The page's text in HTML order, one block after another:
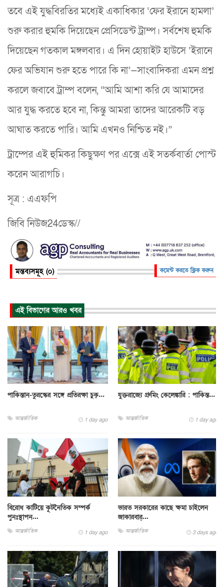
তবে এই যুদ্ধবিরতির মধ্যেই একাধিকার ‘ফের ইরানে হামলা’
শুরু করার হুমকি দিয়েছেন প্রেসিডেন্ট ট্রাম্প। সর্বশেষ হুমকি
দিয়েছেন গতকাল মঙ্গলবার। এ দিন হোয়াইট হাউসে ‘ইরানে
ফের অভিযান শুরু হতে পারে কি না’—সাংবাদিকরা এমন প্রশ্ন
করলে জবাবে ট্রাম্প বলেন, “আমি আশা করি যে আমাদের
আর যুদ্ধ করতে হবে না, কিন্তু আমরা তাদের আরেকটি বড়
আঘাত করতে পারি। আমি এখনও নিশ্চিত নই।”
ট্রাম্পের এই হুমিকর কিছুক্ষণ পর এক্সে এই সতর্কবার্তা পোস্ট
করেন আরাগচি।
সূত্র : এএফপি
জিবি নিউজ24ডেস্ক//
মন্তব্যসমূহ (০) কমেন্ট করতে ক্লিক করুন
এই বিভাগের আরও খবর
পাকিস্তান-তুরস্কের সঙ্গে প্রতিরক্ষা চুক্...
আন্তর্জাতিক 1 day ago
যুক্তরাজ্যে গ্রুমিং কেলেঙ্কারি : পাকিস্ত...
আন্তর্জাতিক 1 day ago
বিরোধ কাটিয়ে কূটনৈতিক সম্পর্ক
পুনঃস্থাপন...
আন্তর্জাতিক 1 day ago
ভারত সরকারের কাছে ক্ষমা চাইলেন
জাকারবার্...
আন্তর্জাতিক 3 days ago